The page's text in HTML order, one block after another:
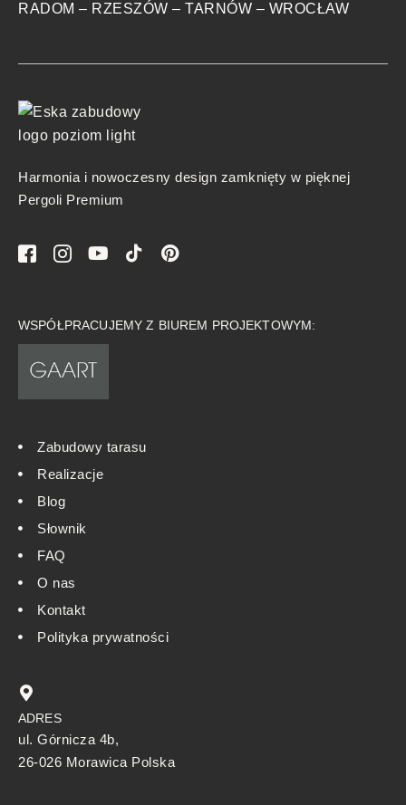
RADOM – RZESZÓW – TARNÓW – WROCŁAW
Harmonia i nowoczesny design zamknięty w pięknej
Pergoli Premium
WSPÓŁPRACUJEMY Z BIUREM PROJEKTOWYM:
Zabudowy tarasu
Realizacje
Blog
Słownik
FAQ
O nas
Kontakt
Polityka prywatności
ADRES
ul. Górnicza 4b,
26-026 Morawica Polska